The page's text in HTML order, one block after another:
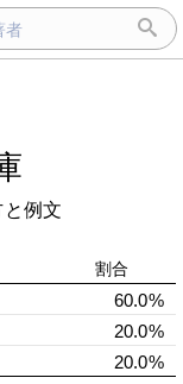
と例文
割合
60.0%
20.0%
20.0%